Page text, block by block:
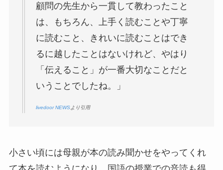
顧問の先生から一貫して教わったこと
は、もちろん、上手く読むことや丁寧
に読むこと、きれいに読むことはでき
るに越したことはないけれど、やはり
「伝えること」が一番大切なことだと
いうことでしたね。」
livedoor NEWSより引用
小さい頃には母親が本の読み聞かせをやってくれ